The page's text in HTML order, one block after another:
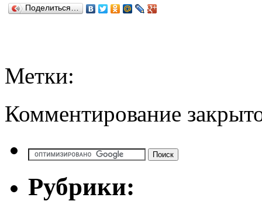
Поделиться…
Метки:
Комментирование
Рубрики: